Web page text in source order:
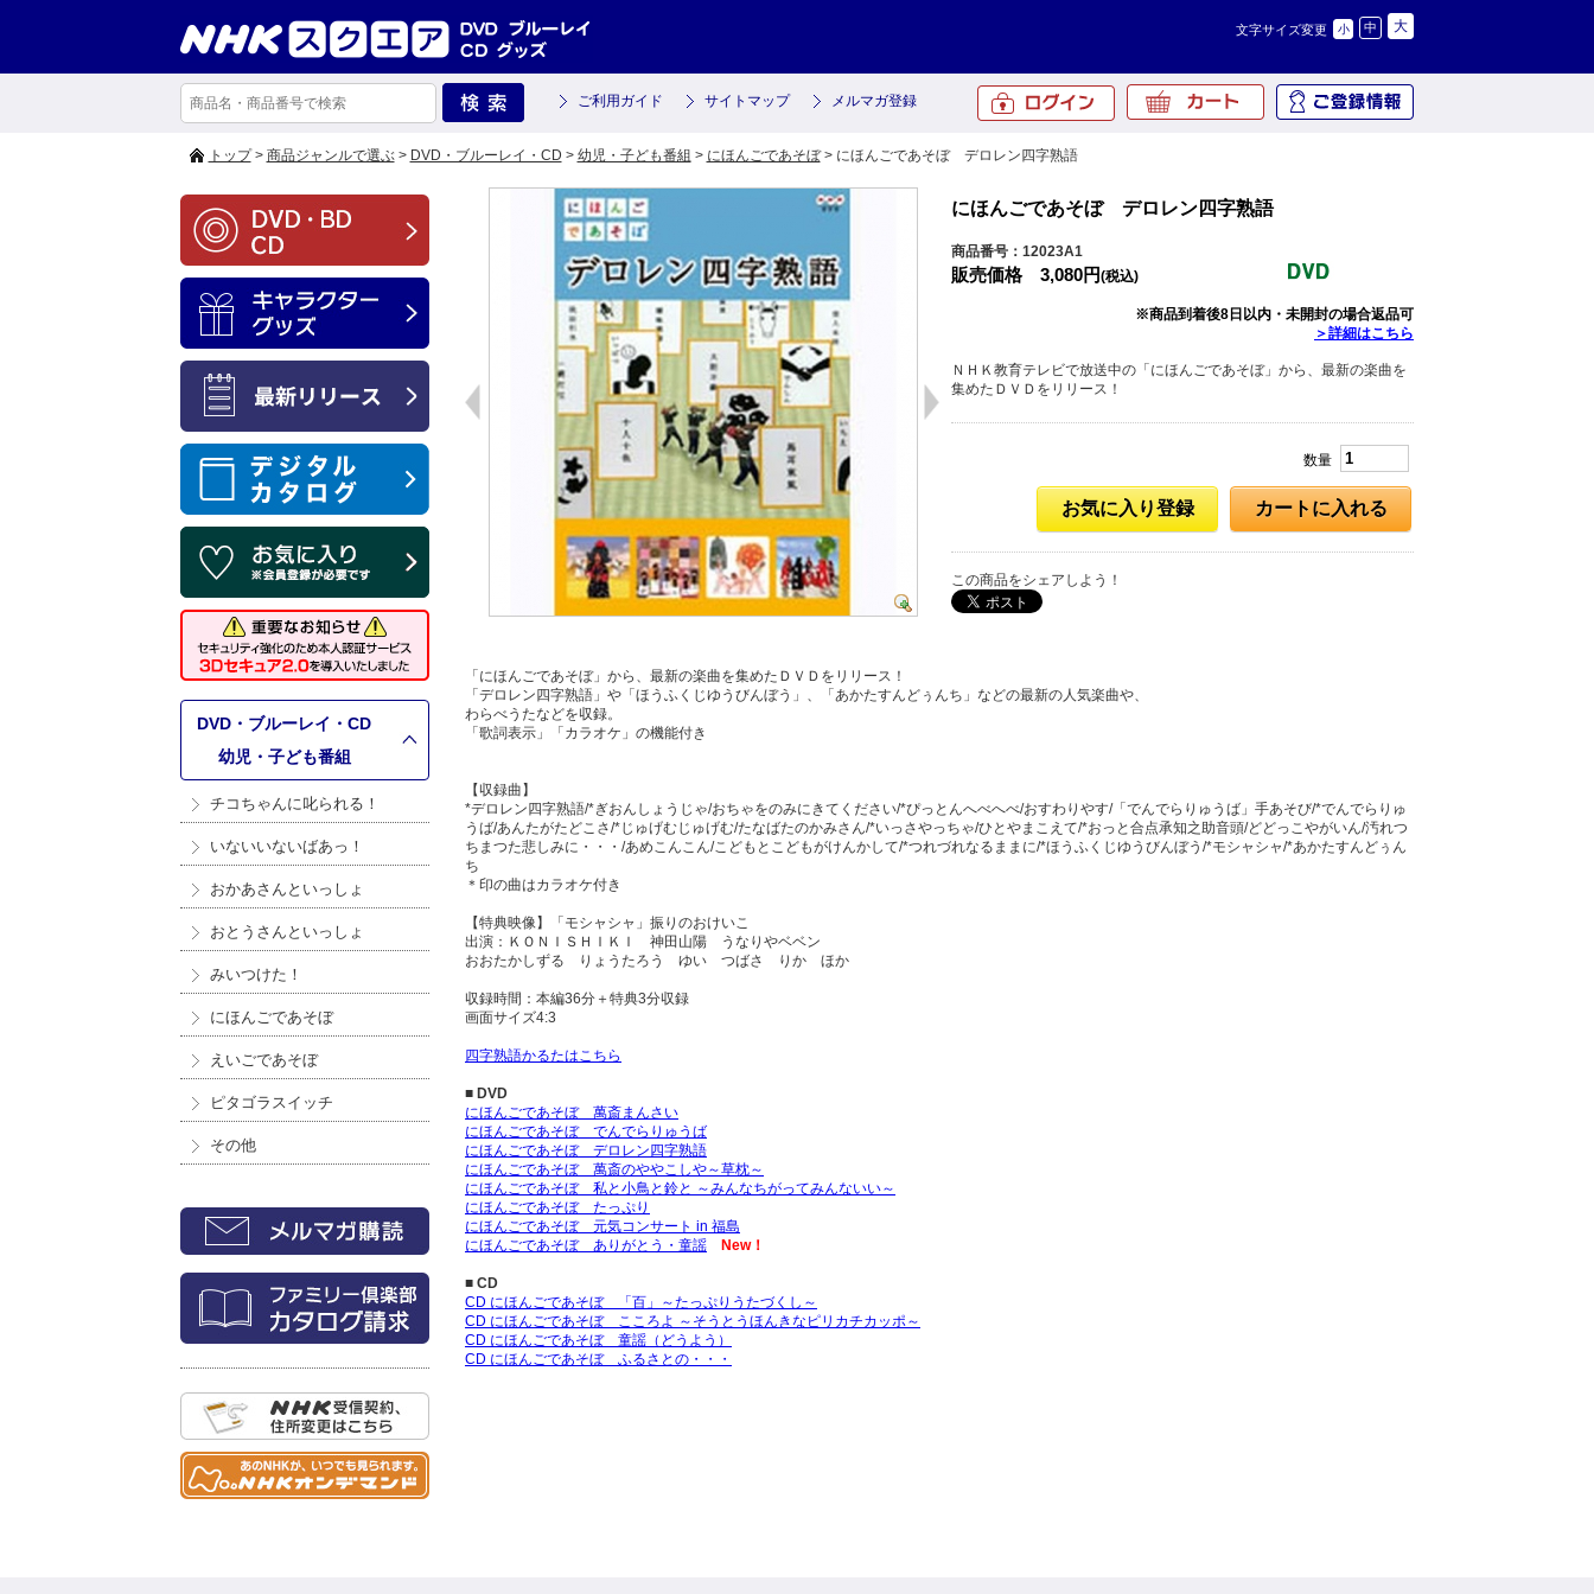
文字サイズ変更 小 中 大
ご利用ガイド サイトマップ メルマガ登録
トップ> 商品ジャンルで選ぶ> DVD・ブルーレイ・CD > 幼児・子ども番組 > にほんごであそぼ> にほんごであそぼ デロレン四字熟語
DVD・ブルーレイ・CD
幼児・子ども番組
チコちゃんに叱られる！
いないいないばあっ！
おかあさんといっしょ
おとうさんといっしょ
みいつけた！
にほんごであそぼ
えいごであそぼ
ピタゴラスイッチ
その他
にほんごであそぼ デロレン四字熟語
商品番号：12023A1
販売価格 3,080円(税込)
※商品到着後8日以内・未開封の場合返品可
＞詳細はこちら
ＮＨＫ教育テレビで放送中の「にほんごであそぼ」から、最新の楽曲を
集めたＤＶＤをリリース！
数量
カートに入れる
お気に入り登録
この商品をシェアしよう！
「にほんごであそぼ」から、最新の楽曲を集めたＤＶＤをリリース！
「デロレン四字熟語」や「ほうふくじゆうびんぼう」、「あかたすんどぅんち」などの最新の人気楽曲や、
わらべうたなどを収録。
「歌詞表示」「カラオケ」の機能付き
【収録曲】
*デロレン四字熟語/*ぎおんしょうじゃ/おちゃをのみにきてください/*ぴっとんへべへべ/おすわりやす/「でんでらりゅうば」手あそび/*でんでらりゅ
うば/あんたがたどこさ/*じゅげむじゅげむ/たなばたのかみさん/*いっさやっちゃ/ひとやまこえて/*おっと合点承知之助音頭/どどっこやがいん/汚れつ
ちまつた悲しみに・・・/あめこんこん/こどもとこどもがけんかして/*つれづれなるままに/*ほうふくじゆうびんぼう/*モシャシャ/*あかたすんどぅん
ち
＊印の曲はカラオケ付き
【特典映像】「モシャシャ」振りのおけいこ
出演：ＫＯＮＩＳＨＩＫＩ 神田山陽 うなりやベベン
おおたかしずる りょうたろう ゆい つばさ りか ほか
収録時間：本編36分＋特典3分収録
画面サイズ4:3
四字熟語かるたはこちら
■ DVD
にほんごであそぼ 萬斎まんさい
にほんごであそぼ でんでらりゅうば
にほんごであそぼ デロレン四字熟語
にほんごであそぼ 萬斎のややこしや～草枕～
にほんごであそぼ 私と小鳥と鈴と ～みんなちがってみんないい～
にほんごであそぼ たっぷり
にほんごであそぼ 元気コンサート in 福島
にほんごであそぼ ありがとう・童謡
New！
■ CD
CD にほんごであそぼ 「百」～たっぷりうたづくし～
CD にほんごであそぼ こころよ ～そうとうほんきなピリカチカッポ～
CD にほんごであそぼ 童謡（どうよう）
CD にほんごであそぼ ふるさとの・・・